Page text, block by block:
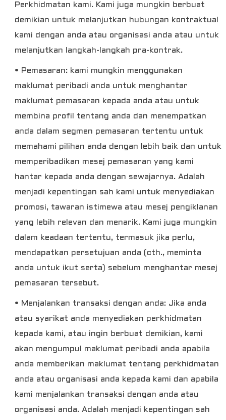
Perkhidmatan kami. Kami juga mungkin berbuat
demikian untuk melanjutkan hubungan kontraktual
kami dengan anda atau organisasi anda atau untuk
melanjutkan langkah-langkah pra-kontrak.
• Pemasaran: kami mungkin menggunakan
maklumat peribadi anda untuk menghantar
maklumat pemasaran kepada anda atau untuk
membina profil tentang anda dan menempatkan
anda dalam segmen pemasaran tertentu untuk
memahami pilihan anda dengan lebih baik dan untuk
memperibadikan mesej pemasaran yang kami
hantar kepada anda dengan sewajarnya. Adalah
menjadi kepentingan sah kami untuk menyediakan
promosi, tawaran istimewa atau mesej pengiklanan
yang lebih relevan dan menarik. Kami juga mungkin
dalam keadaan tertentu, termasuk jika perlu,
mendapatkan persetujuan anda (cth., meminta
anda untuk ikut serta) sebelum menghantar mesej
pemasaran tersebut.
• Menjalankan transaksi dengan anda: Jika anda
atau syarikat anda menyediakan perkhidmatan
kepada kami, atau ingin berbuat demikian, kami
akan mengumpul maklumat peribadi anda apabila
anda memberikan maklumat tentang perkhidmatan
anda atau organisasi anda kepada kami dan apabila
kami menjalankan transaksi dengan anda atau
organisasi anda. Adalah menjadi kepentingan sah